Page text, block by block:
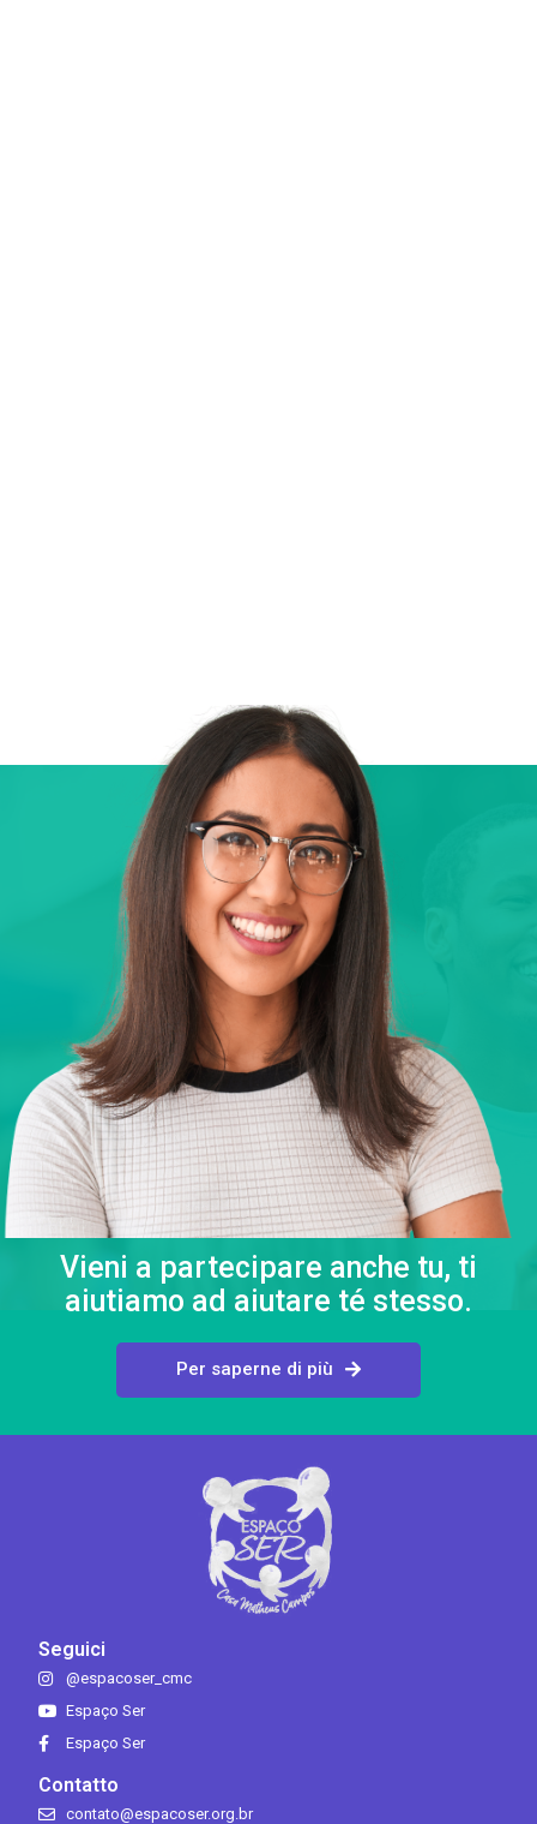
Vieni a partecipare anche tu, ti
aiutiamo ad aiutare té stesso.
Per saperne di più
Seguici
@espacoser_cmc
Espaço Ser
Espaço Ser
Contatto
contato@espacoser.org.br